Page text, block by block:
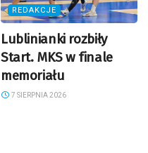
REDAKCJE
Lublinianki rozbiły
Start. MKS w finale
memoriału
7 SIERPNIA 2026